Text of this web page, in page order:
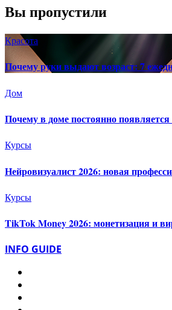
Вы пропустили
Красота
Почему руки выдают возраст: 7
Дом
Почему в доме постоянно
Курсы
Нейровизуалист 2026: новая
Курсы
TikTok Money 2026: монетизация и
INFO GUIDE